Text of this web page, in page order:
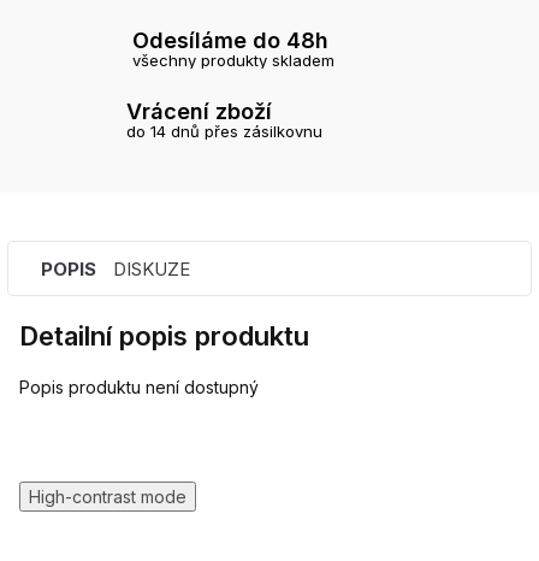
Odesíláme do 48h
všechny produkty skladem
Vrácení zboží
do 14 dnů přes zásilkovnu
POPIS DISKUZE
Detailní popis produktu
Popis produktu není dostupný
High-contrast mode